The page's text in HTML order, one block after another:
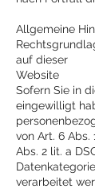
Allgemeine
auf dieser
Website
Sofern Sie in
eingewilligt
von Art. 6 Abs.
Abs. 2 lit. a
verarbeitet